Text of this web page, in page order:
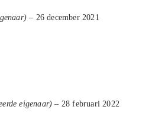
– 26 december 2021
eigenaar) – 28 februari 2022